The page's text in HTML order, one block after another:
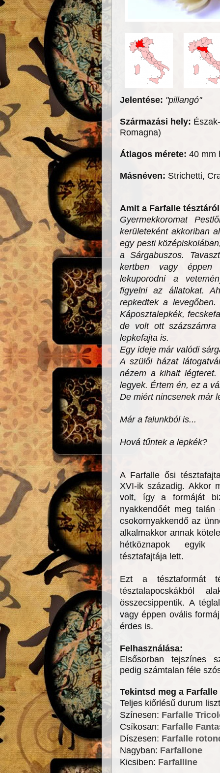
Jelentése: "pillangó"
Származási hely:
Romagna)
Átlagos mérete: 40 mm
Másnéven: Strichetti,
Amit a Farfalle
Gyermekkoromat
kerületeként akkoriban
egy pesti
a Sárgabuszos.
kertben vagy éppen
lekuporodni a
figyelni az állatokat.
repkedtek a
Káposztalepkék,
de volt ott százszámra
lepkefajta is.
Egy ideje már valódi
A szülői házat
nézem a kihalt
legyek. Értem én, ez a
De miért nincsenek már
Már a falunkból is...
Hová tűntek a lepkék?
A Farfalle ősi
XVI-ik századig. Akkor
volt, így a formáját
nyakkendőét meg
csokornyakkendő az
alkalmakkor annak
hétköznapok egyik
tésztafajtája lett.
Ezt a tésztaformát
tésztalapocskákból
összecsippentik. A
vagy éppen ovális
érdes is.
Felhasználása:
Elsősorban tejszínes
pedig számtalan féle
Tekintsd meg a
Teljes kiőrlésű durum
Színesen: Farfalle
Csíkosan: Farfalle
Díszesen: Farfalle
Nagyban: Farfallone
Kicsiben: Farfalline